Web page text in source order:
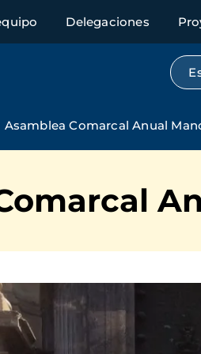
Delegaciones
Asamblea Comarcal Anual